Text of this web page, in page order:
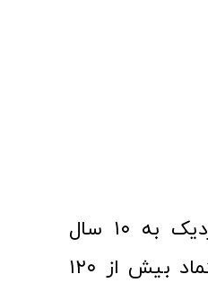
فروشگاه آنلاین ابزار و تجهیزات صنعتی کولیس با افتخار نزدیک به ۱۰ سال
فعالیت در عرصه ابزارآلات و کالاهای صنعتی توانسته مورد اعتماد بیش از ۱۲۰